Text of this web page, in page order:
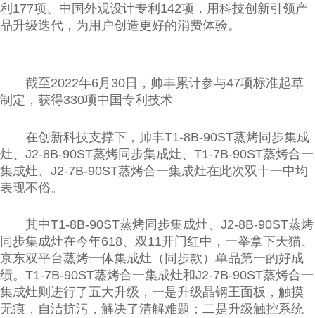
利177项、中国外观设计专利142项，用科技创新引领产
品升级迭代，为用户创造更好的消费体验。
截至2022年6月30日，帅丰累计参与47项标准起草
制定，获得330项中国专利技术
在创新科技支撑下，帅丰T1-8B-90ST蒸烤同步集成
灶、J2-8B-90ST蒸烤同步集成灶、T1-7B-90ST蒸烤合一
集成灶、J2-7B-90ST蒸烤合一集成灶在此次双十一中均
表现不俗。
其中T1-8B-90ST蒸烤同步集成灶、J2-8B-90ST蒸烤
同步集成灶在今年618、双11开门红中，一举拿下天猫、
京东双平台蒸烤一体集成灶（同步款）单品第一的好成
绩。T1-7B-90ST蒸烤合一集成灶和J2-7B-90ST蒸烤合一
集成灶则进行了五大升级，一是升级晶钢王面板，触摸
无痕，自洁抗污，解决了清解难题；二是升级触控系统